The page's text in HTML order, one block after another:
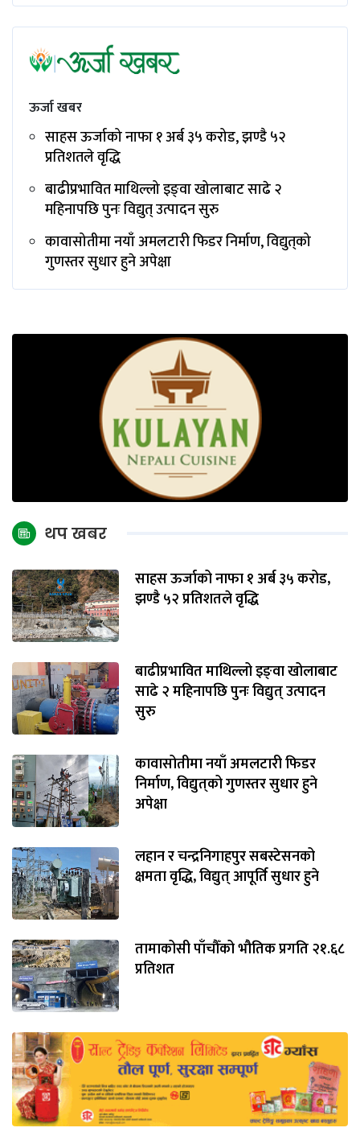
ऊर्जा खबर
साहस ऊर्जाको नाफा १ अर्ब ३५ करोड, झण्डै ५२
प्रतिशतले वृद्धि
बाढीप्रभावित माथिल्लो इङ्‌वा खोलाबाट साढे २
महिनापछि पुनः विद्युत् उत्पादन सुरु
कावासोतीमा नयाँ अमलटारी फिडर निर्माण, विद्युत्‌को
गुणस्तर सुधार हुने अपेक्षा
थप खबर
साहस ऊर्जाको नाफा १ अर्ब ३५ करोड,
झण्डै ५२ प्रतिशतले वृद्धि
बाढीप्रभावित माथिल्लो इङ्‌वा खोलाबाट
साढे २ महिनापछि पुनः विद्युत् उत्पादन
सुरु
कावासोतीमा नयाँ अमलटारी फिडर
निर्माण, विद्युत्‌को गुणस्तर सुधार हुने
अपेक्षा
लहान र चन्द्रनिगाहपुर सबस्टेसनको
क्षमता वृद्धि, विद्युत् आपूर्ति सुधार हुने
तामाकोसी पाँचौँको भौतिक प्रगति २१.६८
प्रतिशत